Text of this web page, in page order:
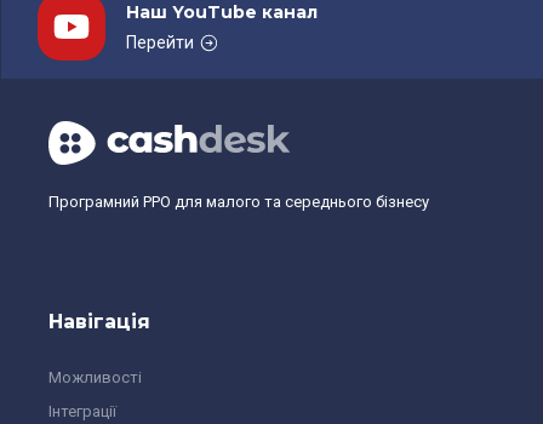
Наш YouTube канал
Перейти
Програмний РРО для малого та середнього бізнесу
Навігація
Можливості
Інтеграції